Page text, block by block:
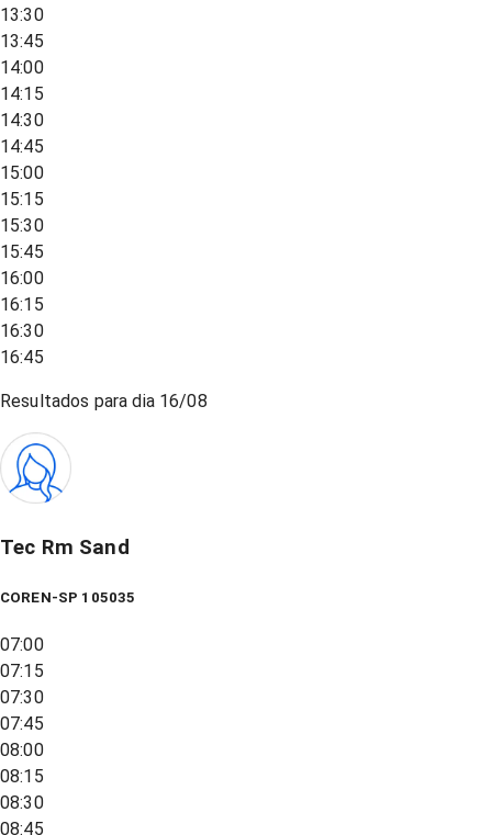
13:30
13:45
14:00
14:15
14:30
14:45
15:00
15:15
15:30
15:45
16:00
16:15
16:30
16:45
Resultados para dia 16/08
Tec Rm Sand
COREN-SP 105035
07:00
07:15
07:30
07:45
08:00
08:15
08:30
08:45